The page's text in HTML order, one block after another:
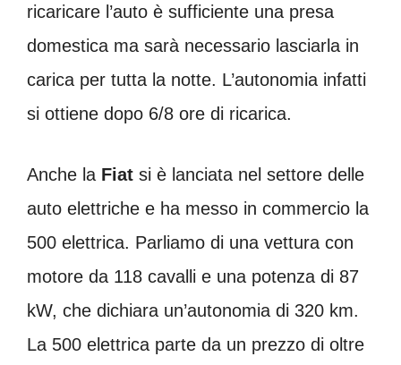
ricaricare l’auto è sufficiente una presa
domestica ma sarà necessario lasciarla in
carica per tutta la notte. L’autonomia infatti
si ottiene dopo 6/8 ore di ricarica.
Anche la Fiat si è lanciata nel settore delle
auto elettriche e ha messo in commercio la
500 elettrica. Parliamo di una vettura con
motore da 118 cavalli e una potenza di 87
kW, che dichiara un’autonomia di 320 km.
La 500 elettrica parte da un prezzo di oltre